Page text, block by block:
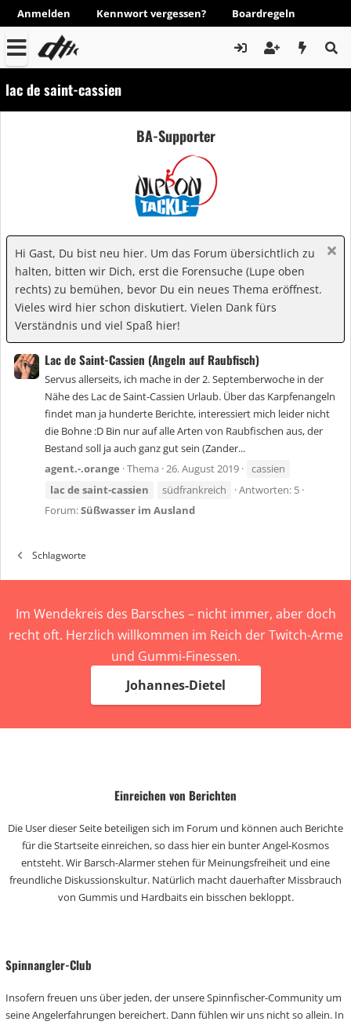
Anmelden Kennwort vergessen? Boardregeln
lac de saint-cassien
BA-Supporter
Hi Gast, Du bist neu hier. Um das Forum übersichtlich zu
halten, bitten wir Dich, erst die Forensuche (Lupe oben
rechts) zu bemühen, bevor Du ein neues Thema eröffnest.
Vieles wird hier schon diskutiert. Vielen Dank fürs
Verständnis und viel Spaß hier!
Lac de Saint-Cassien (Angeln auf Raubfisch)
Servus allerseits, ich mache in der 2. Septemberwoche in der
Nähe des Lac de Saint-Cassien Urlaub. Über das Karpfenangeln
findet man ja hunderte Berichte, interessiert mich leider nicht
die Bohne :D Bin nur auf alle Arten von Raubfischen aus, der
Bestand soll ja auch ganz gut sein (Zander...
agent.-.orange Thema 26. August 2019
cassien
lac de saint-cassien südfrankreich
Antworten: 5
Forum:Süßwasser im Ausland
Schlagworte
Im Wendekreis des Barsches – nicht immer, aber doch
recht oft. Herzlich willkommen im Reich der Twitch-Arme
und Gummi-Finessen.
Johannes-Dietel
Einreichen von Berichten
Die User dieser Seite beteiligen sich im Forum und können auch Berichte
für die Startseite einreichen, so dass hier ein bunter Angel-Kosmos
entsteht. Wir Barsch-Alarmer stehen für Meinungsfreiheit und eine
freundliche Diskussionskultur. Natürlich macht dauerhafter Missbrauch
von Gummis und Hardbaits ein bisschen bekloppt.
Spinnangler-Club
Insofern freuen uns über jeden, der unsere Spinnfischer-Community um
seine Angelerfahrungen bereichert. Dann fühlen wir uns nicht so allein. In